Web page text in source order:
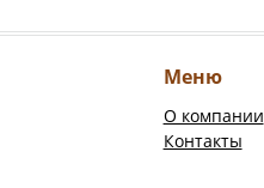
Меню
О компании
Контакты